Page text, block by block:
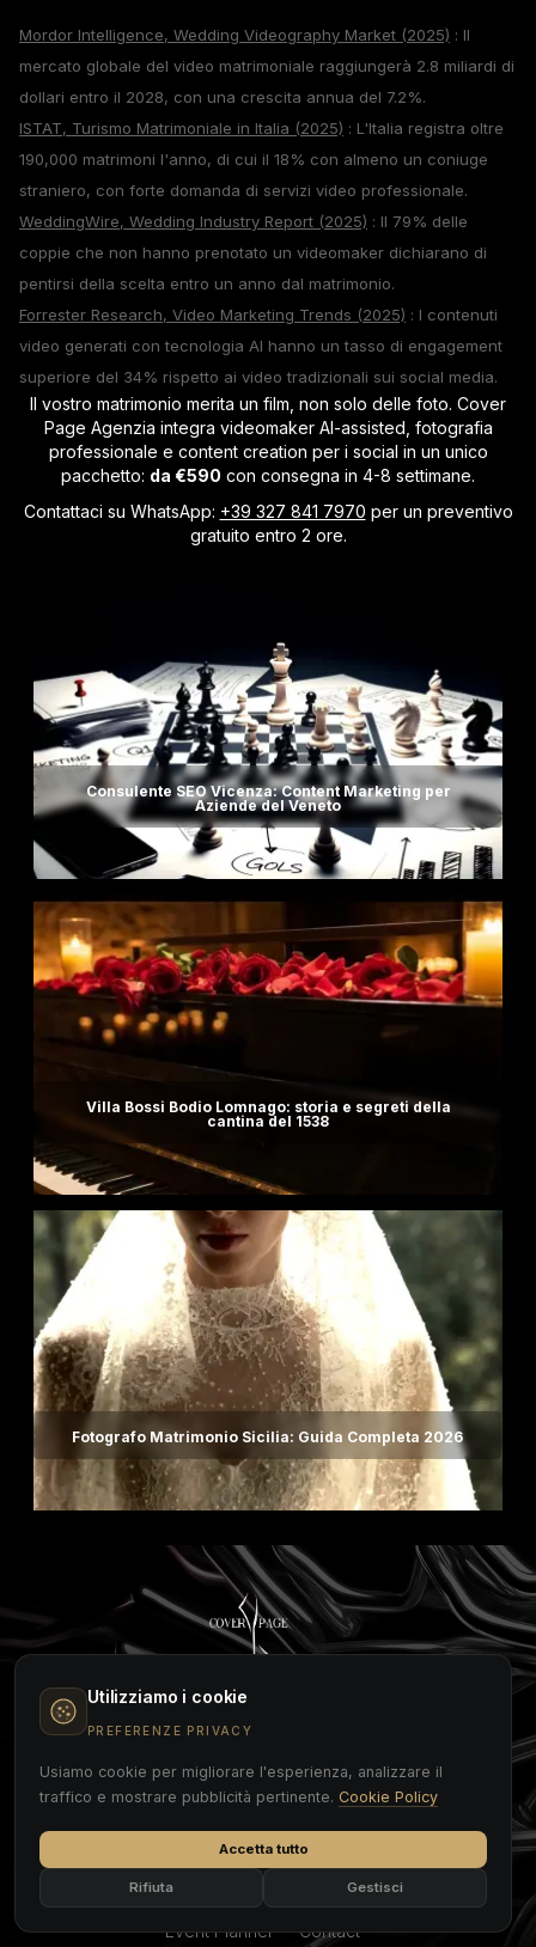
Mordor Intelligence, Wedding Videography Market (2025) : Il
mercato globale del video matrimoniale raggiungerà 2.8 miliardi di
dollari entro il 2028, con una crescita annua del 7.2%.
ISTAT, Turismo Matrimoniale in Italia (2025) : L'Italia registra oltre
190,000 matrimoni l'anno, di cui il 18% con almeno un coniuge
straniero, con forte domanda di servizi video professionale.
WeddingWire, Wedding Industry Report (2025) : Il 79% delle
coppie che non hanno prenotato un videomaker dichiarano di
pentirsi della scelta entro un anno dal matrimonio.
Forrester Research, Video Marketing Trends (2025) : I contenuti
video generati con tecnologia AI hanno un tasso di engagement
superiore del 34% rispetto ai video tradizionali sui social media.
Il vostro matrimonio merita un film, non solo delle foto. Cover
Page Agenzia integra videomaker AI-assisted, fotografia
professionale e content creation per i social in un unico
pacchetto: da €590 con consegna in 4-8 settimane.
Contattaci su WhatsApp: +39 327 841 7970 per un preventivo
gratuito entro 2 ore.
Consulente SEO Vicenza: Content Marketing per
Aziende del Veneto
Villa Bossi Bodio Lomnago: storia e segreti della
cantina del 1538
Fotografo Matrimonio Sicilia: Guida Completa 2026
QUICK LINK
Content Creation
SEO & AI Citation
Event Planner
Talents
Blogs
Contact
Utilizziamo i cookie
PREFERENZE PRIVACY
Usiamo cookie per migliorare l'esperienza, analizzare il
traffico e mostrare pubblicità pertinente. Cookie Policy
Rifiuta Gestisci
Accetta tutto